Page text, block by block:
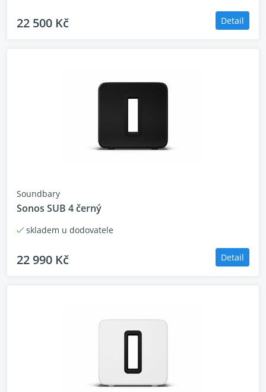
22 500 Kč Detail
Soundbary
Sonos SUB 4 černý
skladem u dodovatele
22 990 Kč Detail